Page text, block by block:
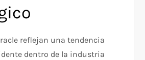
reflejan una tendencia
dentro de la industria